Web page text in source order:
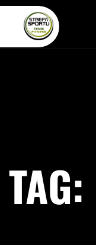
TAG: